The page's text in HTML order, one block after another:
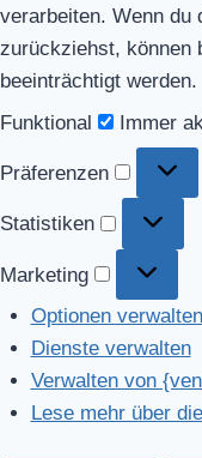
verarbeiten. Wenn du
zurückziehst, können
beeinträchtigt werden.
Funktional
Immer
Präferenzen
Statistiken
Marketing Marketing
Optionen verwalten
Dienste verwalten
Verwalten von
Lese mehr über